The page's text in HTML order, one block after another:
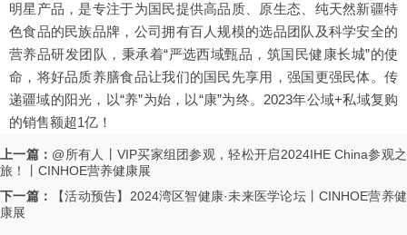
明星产品，是专注于为国民提供高品质、原生态、纯天然新疆特
色食品的民族品牌，公司拥有百人规模的选品团队及科学安全的
营养品研发团队，秉承着“严选西域甄品，筑国民健康长城”的使
命，将好品质养膳食品让我们的国民先享用，强国更强民体。传
递疆域的阳光，以“养”为始，以“康”为终。2023年公域+私域复购
的销售额超1亿！
上一篇： @所有人丨VIP买家组团参观，轻松开启2024IHE China参观之
旅！丨CINHOE营养健康展
下一篇：
【活动预告】2024湾区智健康·未来医学论坛丨CINHOE营养健
康展